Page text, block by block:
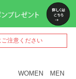
注意ください
WOMEN MEN
ペー
ジト
ップ
へ